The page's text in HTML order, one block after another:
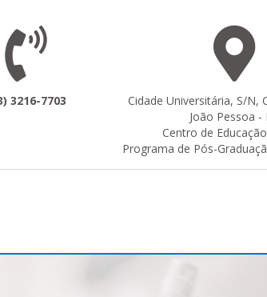
3216-7703
Cidade Universitária, S/N,
João Pessoa -
Centro de
Programa de Pós-